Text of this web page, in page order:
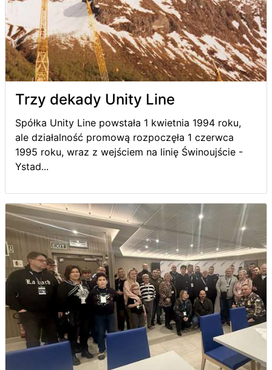
Trzy dekady Unity Line
Spółka Unity Line powstała 1 kwietnia 1994 roku,
ale działalność promową rozpoczęła 1 czerwca
1995 roku, wraz z wejściem na linię Świnoujście -
Ystad...